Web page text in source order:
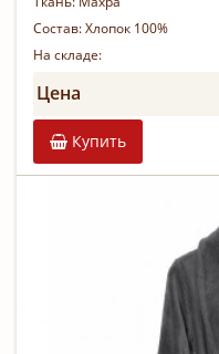
Состав:Хлопок 100%
На складе:
Цена
Купить